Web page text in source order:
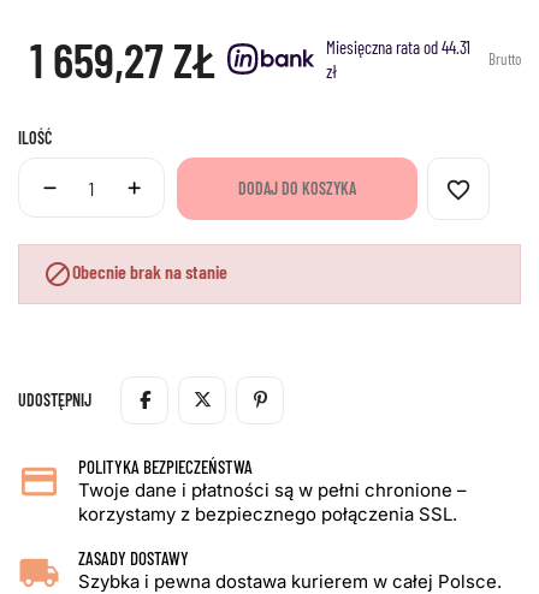
1 659,27 ZŁ
Miesięczna rata od 44.31
zł
Brutto
ILOŚĆ
DODAJ DO KOSZYKA favorite_border
Obecnie brak na stanie
UDOSTĘPNIJ
POLITYKA BEZPIECZEŃSTWA
Twoje dane i płatności są w pełni chronione –
korzystamy z bezpiecznego połączenia SSL.
ZASADY DOSTAWY
Szybka i pewna dostawa kurierem w całej Polsce.